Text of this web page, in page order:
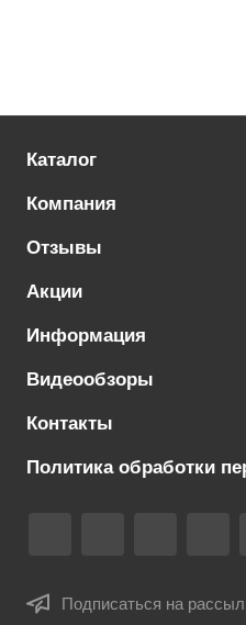
Каталог
Компания
Отзывы
Акции
Информация
Видеообзоры
Контакты
Политика обработки
Подписаться на